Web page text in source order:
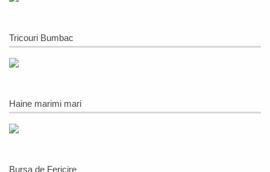
Tricouri Bumbac
Haine marimi mari
Bursa de Fericire